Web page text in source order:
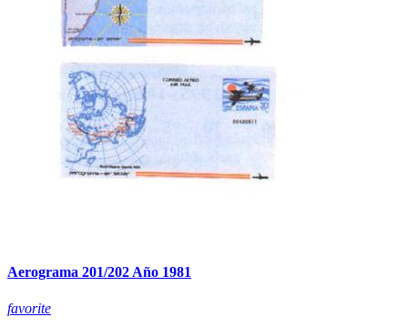
Aerograma 201/202 Año 1981
favorite